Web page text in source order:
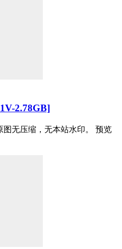
2.78GB]
无压缩，无本站水印。 预览